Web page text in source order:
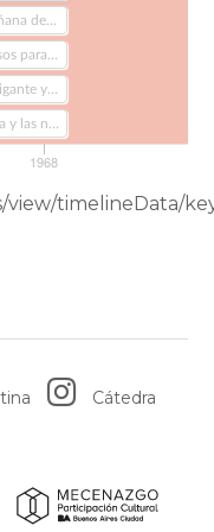
1968
timelineData/
Cátedra